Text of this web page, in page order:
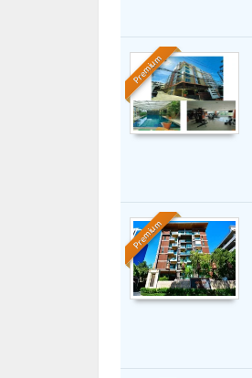
Premium
Premium